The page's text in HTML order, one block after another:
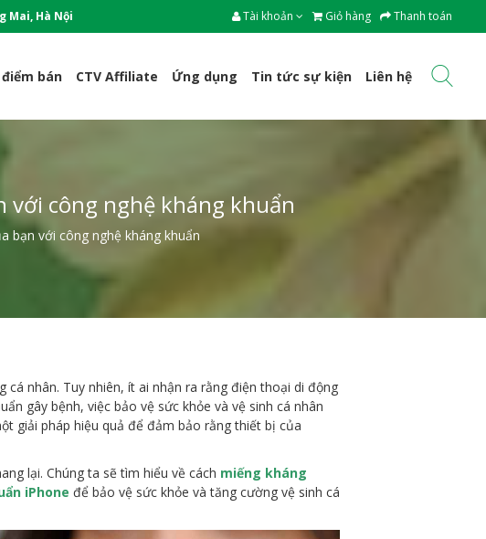
Mai, Hà Nội Tài khoản Giỏ hàng Thanh toán
bán CTV Affiliate Ứng dụng Tin tức sự kiện Liên hệ
với công nghệ kháng khuẩn
bạn với công nghệ kháng khuẩn
nhân. Tuy nhiên, ít ai nhận ra rằng điện thoại di động
gây bệnh, việc bảo vệ sức khỏe và vệ sinh cá nhân
giải pháp hiệu quả để đảm bảo rằng thiết bị của
lại. Chúng ta sẽ tìm hiểu về cách miếng kháng
iPhone để bảo vệ sức khỏe và tăng cường vệ sinh cá